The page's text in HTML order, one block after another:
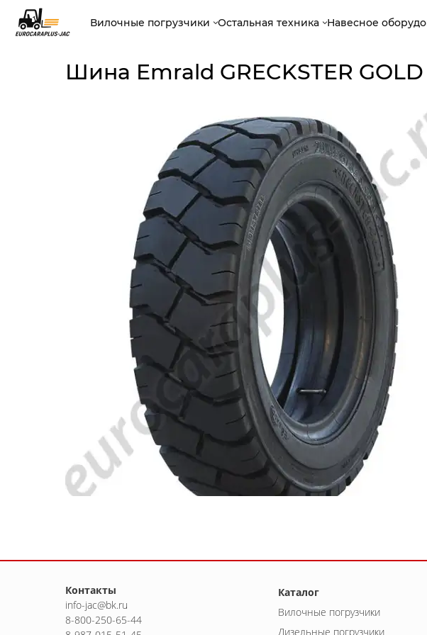
Вилочные погрузчики Остальная техника Навесное
Шина Emrald GRECKSTER GOLD
Контакты
info-jac@bk.ru
8-800-250-65-44
Каталог
Вилочные погрузчики
Дизельные погрузчики